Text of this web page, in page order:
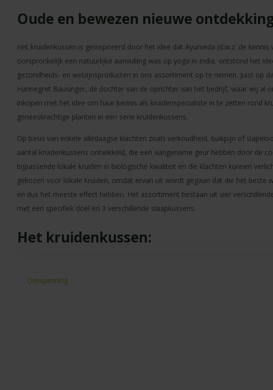
Oude en bewezen nieuwe
Het kruidenkussen is geïnspireerd door het idee dat Ayurveda (d.w.z. de kennis
oorspronkelijk een natuurlijke aanvulling was op yoga in India, ontstond het
gezondheids- en welzijnsproducten in ons assortiment op te nemen. Juist op
Hannegret Bausinger, de dochter van de oprichter van het bedrijf, waar wij al
inkopen met het idee om haar kennis als kruidenspecialiste in te zetten rond
geneeskrachtige planten in een serie kruidenkussens.
Op basis van enkele alledaagse klachten zoals verkoudheid, buikpijn of
aantal kruidenkussens ontwikkeld, die een aangename geur hebben door de
bijpassende lokale kruiden in biologische kwaliteit en die klachten kunnen
gekozen voor lokale kruiden, omdat ervan uit wordt gegaan dat die het beste
en dus het meeste effect hebben. Het assortiment bestaan uit vier
met een specifiek doel en 3 verschillende slaapkussens.
Het kruidenkussen:
Ontspanning